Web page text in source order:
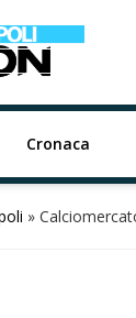
Cronaca
»